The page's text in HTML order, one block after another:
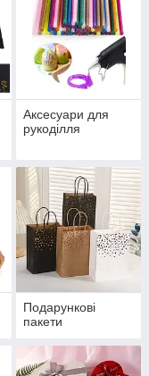
Аксесуари для
рукоділля
Подарункові
пакети